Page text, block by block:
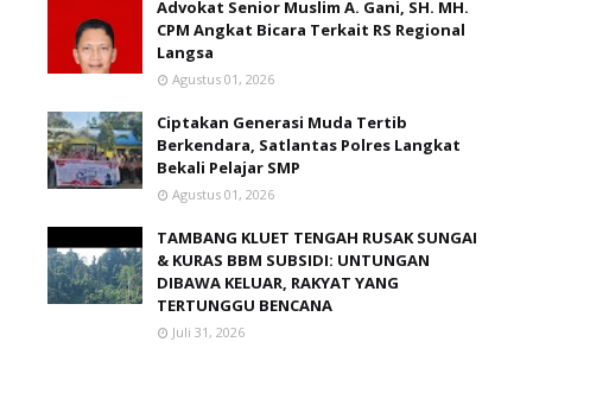
Advokat Senior Muslim A. Gani, SH. MH.
CPM Angkat Bicara Terkait RS Regional
Langsa
Agustus 01, 2026
Ciptakan Generasi Muda Tertib
Berkendara, Satlantas Polres Langkat
Bekali Pelajar SMP
Agustus 01, 2026
TAMBANG KLUET TENGAH RUSAK SUNGAI
& KURAS BBM SUBSIDI: UNTUNGAN
DIBAWA KELUAR, RAKYAT YANG
TERTUNGGU BENCANA
Juli 31, 2026